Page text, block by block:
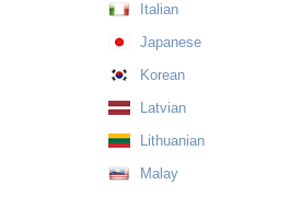
Italian
Japanese
Korean
Latvian
Lithuanian
Malay